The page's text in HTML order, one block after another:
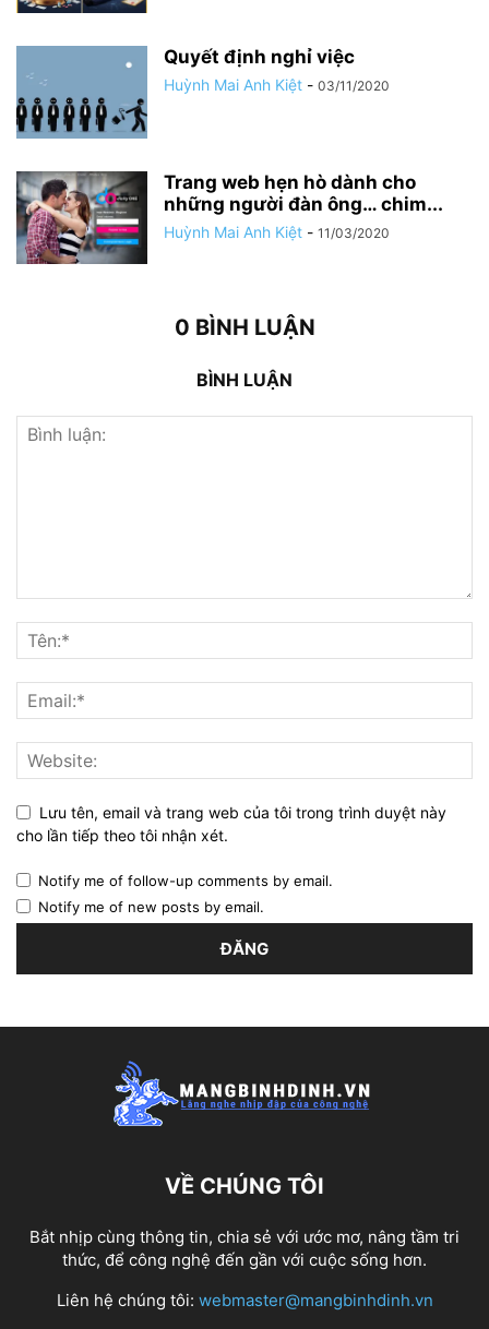
Quyết định nghỉ việc
Huỳnh Mai Anh Kiệt - 03/11/2020
Trang web hẹn hò dành cho
những người đàn ông… chim...
Huỳnh Mai Anh Kiệt - 11/03/2020
0 BÌNH LUẬN
BÌNH LUẬN
Lưu tên, email và trang web của tôi trong trình duyệt này
cho lần tiếp theo tôi nhận xét.
Notify me of follow-up comments by email.
Notify me of new posts by email.
VỀ CHÚNG TÔI
Bắt nhịp cùng thông tin, chia sẻ với ước mơ, nâng tầm tri
thức, để công nghệ đến gần với cuộc sống hơn.
Liên hệ chúng tôi: webmaster@mangbinhdinh.vn